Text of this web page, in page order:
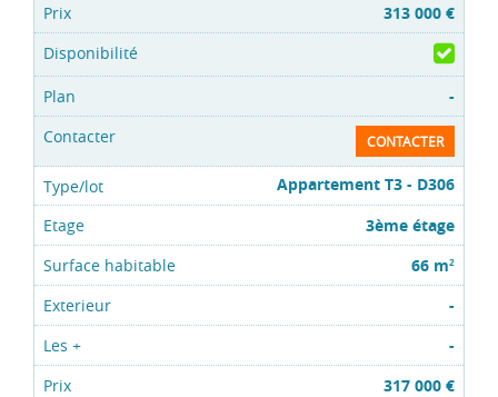
313 000 €
-
CONTACTER
Appartement T3 - D306
3ème étage
66 m2
-
-
317 000 €